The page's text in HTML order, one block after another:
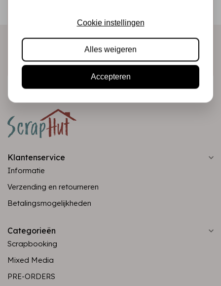
Abonneer
Klantenservice
Informatie
Verzending en retourneren
Betalingsmogelijkheden
Categorieën
Scrapbooking
Mixed Media
PRE-ORDERS
Cookie instellingen
Alles weigeren
Accepteren